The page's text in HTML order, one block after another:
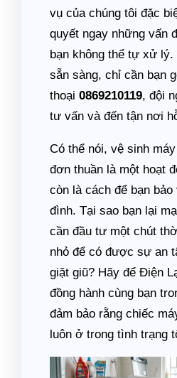
vụ của chúng tôi đặc
quyết ngay những vấn
bạn không thể tự xử lý.
sẵn sàng, chỉ cần bạn
thoại 0869210119, đội
tư vấn và đến tận nơi
Có thể nói, vệ sinh
đơn thuần là một hoạt
còn là cách để bạn
đình. Tại sao bạn lại
cần đầu tư một chút
nhỏ để có được sự an
giặt giũ? Hãy để Điện
đồng hành cùng bạn
đảm bảo rằng chiếc
luôn ở trong tình trạng